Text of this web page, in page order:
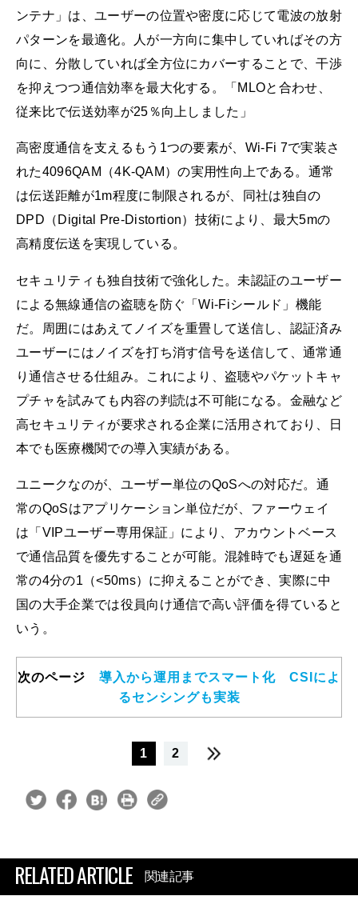
ンテナ」は、ユーザーの位置や密度に応じて電波の放射
パターンを最適化。人が一方向に集中していればその方
向に、分散していれば全方位にカバーすることで、干渉
を抑えつつ通信効率を最大化する。「MLOと合わせ、
従来比で伝送効率が25％向上しました」
高密度通信を支えるもう1つの要素が、Wi-Fi 7で実装さ
れた4096QAM（4K-QAM）の実用性向上である。通常
は伝送距離が1m程度に制限されるが、同社は独自の
DPD（Digital Pre-Distortion）技術により、最大5mの
高精度伝送を実現している。
セキュリティも独自技術で強化した。未認証のユーザー
による無線通信の盗聴を防ぐ「Wi-Fiシールド」機能
だ。周囲にはあえてノイズを重畳して送信し、認証済み
ユーザーにはノイズを打ち消す信号を送信して、通常通
り通信させる仕組み。これにより、盗聴やパケットキャ
プチャを試みても内容の判読は不可能になる。金融など
高セキュリティが要求される企業に活用されており、日
本でも医療機関での導入実績がある。
ユニークなのが、ユーザー単位のQoSへの対応だ。通
常のQoSはアプリケーション単位だが、ファーウェイ
は「VIPユーザー専用保証」により、アカウントベース
で通信品質を優先することが可能。混雑時でも遅延を通
常の4分の1（<50ms）に抑えることができ、実際に中
国の大手企業では役員向け通信で高い評価を得ていると
いう。
次のページ 導入から運用までスマート化 CSIによ
るセンシングも実装
1 2
RELATED ARTICLE 関連記事